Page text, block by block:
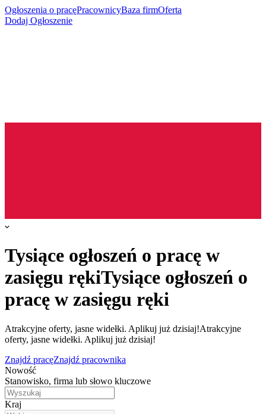
Ogłoszenia o pracęPracownicyBaza firmOferta
Dodaj Ogłoszenie
Tysiące ogłoszeń o pracę w
zasięgu rękiTysiące ogłoszeń o
pracę w zasięgu ręki
Atrakcyjne oferty, jasne widełki. Aplikuj już dzisiaj!Atrakcyjne
oferty, jasne widełki. Aplikuj już dzisiaj!
Znajdź pracęZnajdź pracownika
Nowość
Stanowisko, firma lub słowo kluczowe
Kraj